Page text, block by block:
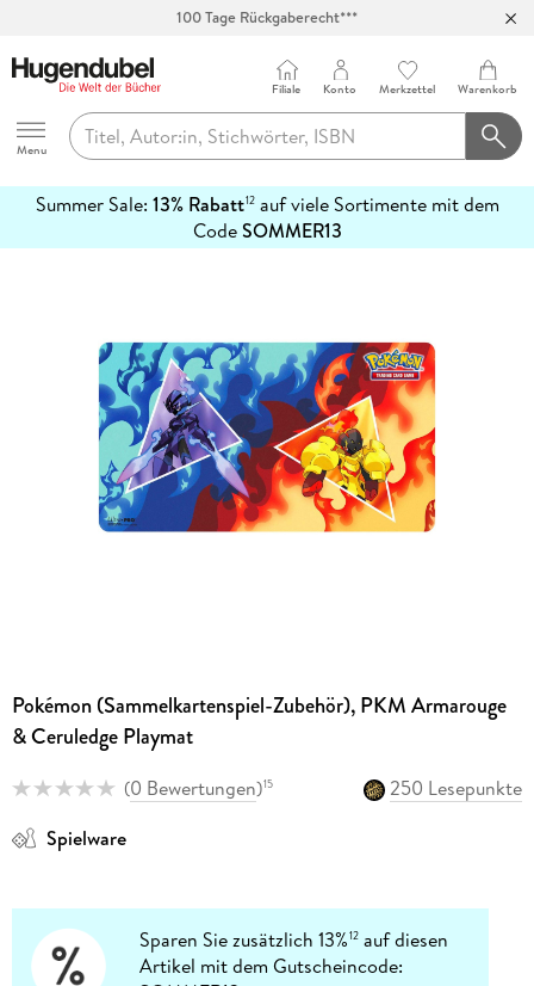
100 Tage Rückgaberecht***
Hugendubel
Menu
Filiale Konto Merkzettel Warenkorb
Summer Sale: 13% Rabatt12auf viele Sortimente mit dem
CodeSOMMER13
erfahren
Pokémon (Sammelkartenspiel-Zubehör), PKM Armarouge
& Ceruledge Playmat
(0 Bewertungen)15
250 Lesepunkte
Spielware
Sparen Sie zusätzlich 13%12 auf diesen
Artikel mit dem Gutscheincode: